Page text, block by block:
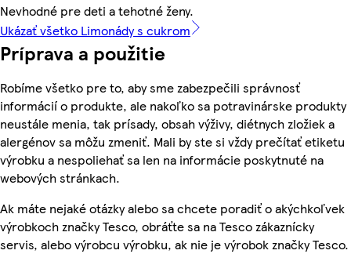
Nevhodné pre deti a tehotné ženy.
Ukázať všetko Limonády s cukrom
Príprava a použitie
Robíme všetko pre to, aby sme zabezpečili správnosť
informácií o produkte, ale nakoľko sa potravinárske produkty
neustále menia, tak prísady, obsah výživy, diétnych zložiek a
alergénov sa môžu zmeniť. Mali by ste si vždy prečítať etiketu
výrobku a nespoliehať sa len na informácie poskytnuté na
webových stránkach.
Ak máte nejaké otázky alebo sa chcete poradiť o akýchkoľvek
výrobkoch značky Tesco, obráťte sa na Tesco zákaznícky
servis, alebo výrobcu výrobku, ak nie je výrobok značky Tesco.